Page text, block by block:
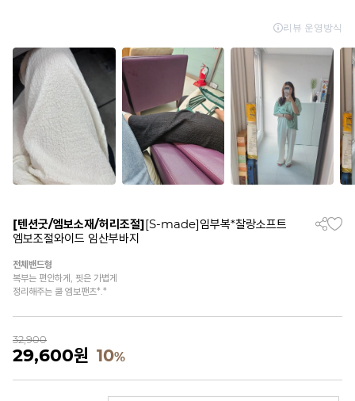
[텐션굿/엠보소재/허리조절][S-made]임부복*찰랑소프트
엠보조절와이드 임산부바지
전체밴드형
복부는 편안하게, 핏은 가볍게
정리해주는 쿨 엠보팬츠*.*
32,900
29,600원 10%